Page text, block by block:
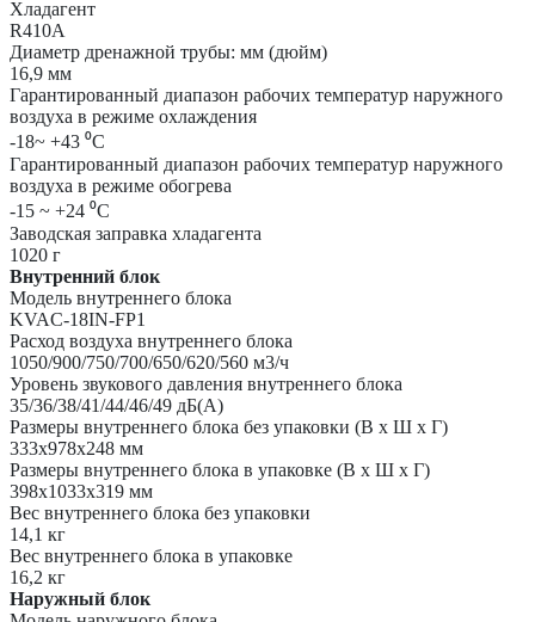
Хладагент
R410A
Диаметр дренажной трубы: мм (дюйм)
16,9 мм
Гарантированный диапазон рабочих температур наружного
воздуха в режиме охлаждения
-18~ +43 ⁰С
Гарантированный диапазон рабочих температур наружного
воздуха в режиме обогрева
-15 ~ +24 ⁰С
Заводская заправка хладагента
1020 г
Внутренний блок
Модель внутреннего блока
KVAC-18IN-FP1
Расход воздуха внутреннего блока
1050/900/750/700/650/620/560 м3/ч
Уровень звукового давления внутреннего блока
35/36/38/41/44/46/49 дБ(А)
Размеры внутреннего блока без упаковки (В х Ш х Г)
333х978х248 мм
Размеры внутреннего блока в упаковке (В х Ш х Г)
398х1033х319 мм
Вес внутреннего блока без упаковки
14,1 кг
Вес внутреннего блока в упаковке
16,2 кг
Наружный блок